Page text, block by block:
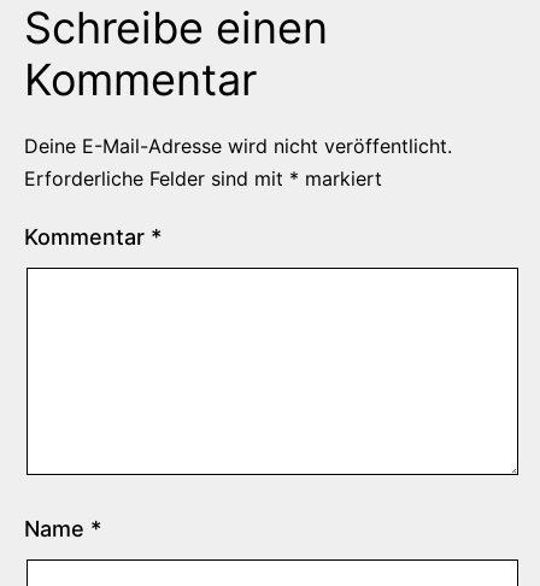
Schreibe einen
Kommentar
Deine E-Mail-Adresse wird nicht veröffentlicht.
Erforderliche Felder sind mit * markiert
Kommentar *
Name *